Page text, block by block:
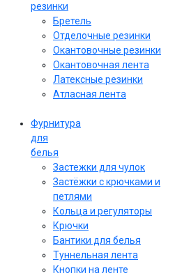
резинки
Бретель
Отделочные резинки
Окантовочные резинки
Окантовочная лента
Латексные резинки
Атласная лента
Фурнитура
для
белья
Застежки для чулок
Застёжки с крючками и
петлями
Кольца и регуляторы
Крючки
Бантики для белья
Туннельная лента
Кнопки на ленте